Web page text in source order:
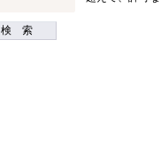
検 索